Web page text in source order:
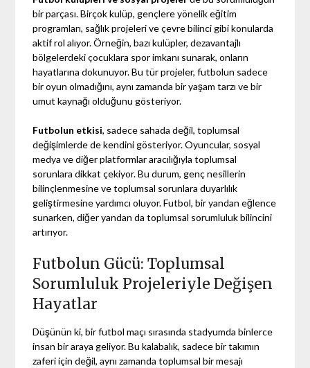
bir parçası. Birçok kulüp, gençlere yönelik eğitim
programları, sağlık projeleri ve çevre bilinci gibi konularda
aktif rol alıyor. Örneğin, bazı kulüpler, dezavantajlı
bölgelerdeki çocuklara spor imkanı sunarak, onların
hayatlarına dokunuyor. Bu tür projeler, futbolun sadece
bir oyun olmadığını, aynı zamanda bir yaşam tarzı ve bir
umut kaynağı olduğunu gösteriyor.
Futbolun etkisi, sadece sahada değil, toplumsal
değişimlerde de kendini gösteriyor. Oyuncular, sosyal
medya ve diğer platformlar aracılığıyla toplumsal
sorunlara dikkat çekiyor. Bu durum, genç nesillerin
bilinçlenmesine ve toplumsal sorunlara duyarlılık
geliştirmesine yardımcı oluyor. Futbol, bir yandan eğlence
sunarken, diğer yandan da toplumsal sorumluluk bilincini
artırıyor.
Futbolun Gücü: Toplumsal
Sorumluluk Projeleriyle Değişen
Hayatlar
Düşünün ki, bir futbol maçı sırasında stadyumda binlerce
insan bir araya geliyor. Bu kalabalık, sadece bir takımın
zaferi için değil, aynı zamanda toplumsal bir mesajı